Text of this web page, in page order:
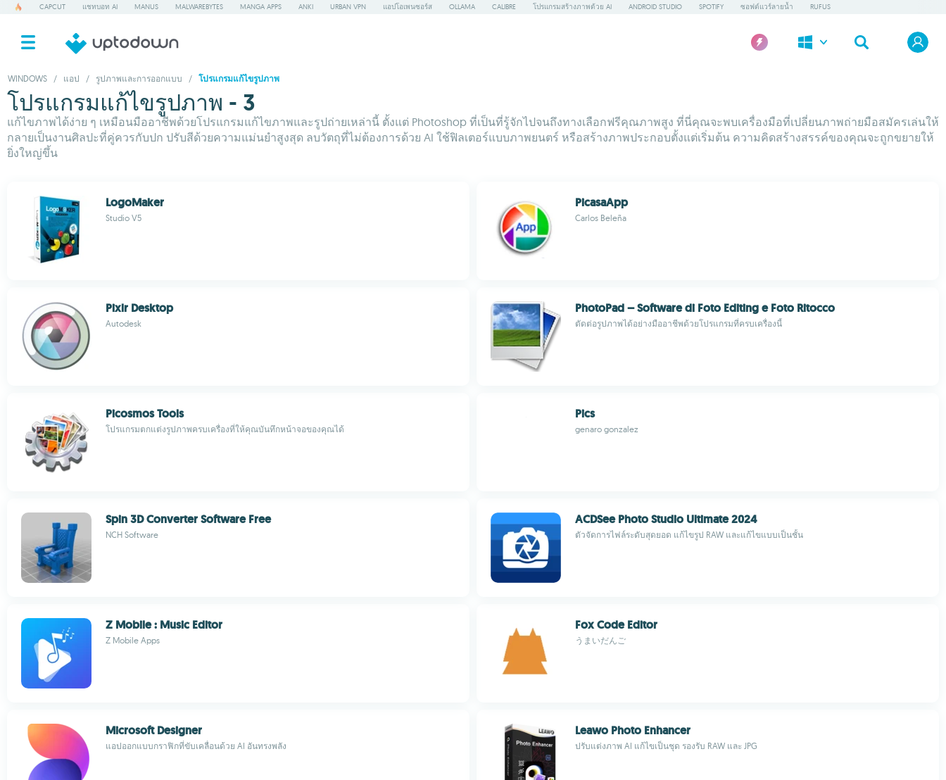
CAPCUT แชทบอท AI MANUS MALWAREBYTES MANGA APPS ANKI URBAN VPN แอปโอเพนซอร์ส OLLAMA CALIBRE โปรแกรมสร้างภาพด้วย AI ANDROID STUDIO SPOTIFY ซอฟต์แวร์ลายน้ำ RUFUS
WINDOWS / แอป / รูปภาพและการออกแบบ / โปรแกรมแก้ไขรูปภาพ
โปรแกรมแก้ไขรูปภาพ - 3
แก้ไขภาพได้ง่าย ๆ เหมือนมืออาชีพด้วยโปรแกรมแก้ไขภาพและรูปถ่ายเหล่านี้ ตั้งแต่ Photoshop ที่เป็นที่รู้จักไปจนถึงทางเลือกฟรีคุณภาพสูง ที่นี่คุณจะพบเครื่องมือที่เปลี่ยนภาพถ่ายมือสมัครเล่นให้
กลายเป็นงานศิลปะที่คู่ควรกับปก ปรับสีด้วยความแม่นยำสูงสุด ลบวัตถุที่ไม่ต้องการด้วย AI ใช้ฟิลเตอร์แบบภาพยนตร์ หรือสร้างภาพประกอบตั้งแต่เริ่มต้น ความคิดสร้างสรรค์ของคุณจะถูกขยายให้
ยิ่งใหญ่ขึ้น
LogoMaker
Studio V5
PicasaApp
Carlos Beleña
Pixlr Desktop
Autodesk
PhotoPad – Software di Foto Editing e Foto Ritocco
ตัดต่อรูปภาพได้อย่างมืออาชีพด้วยโปรแกรมที่ครบเครื่องนี้
Picosmos Tools
โปรแกรมตกแต่งรูปภาพครบเครื่องที่ให้คุณบันทึกหน้าจอของคุณได้
Pics
genaro gonzalez
Spin 3D Converter Software Free
NCH Software
ACDSee Photo Studio Ultimate 2024
ตัวจัดการไฟล์ระดับสุดยอด แก้ไขรูป RAW และแก้ไขแบบเป็นชั้น
Z Mobile : Music Editor
Z Mobile Apps
Fox Code Editor
うまいだんご
Microsoft Designer
แอปออกแบบกราฟิกที่ขับเคลื่อนด้วย AI อันทรงพลัง
Leawo Photo Enhancer
ปรับแต่งภาพ AI แก้ไขเป็นชุด รองรับ RAW และ JPG